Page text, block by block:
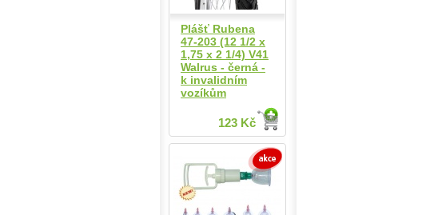
Plášť Rubena
47-203 (12 1/2 x
1,75 x 2 1/4) V41
Walrus - černá -
k invalidním
vozíkům
123 Kč